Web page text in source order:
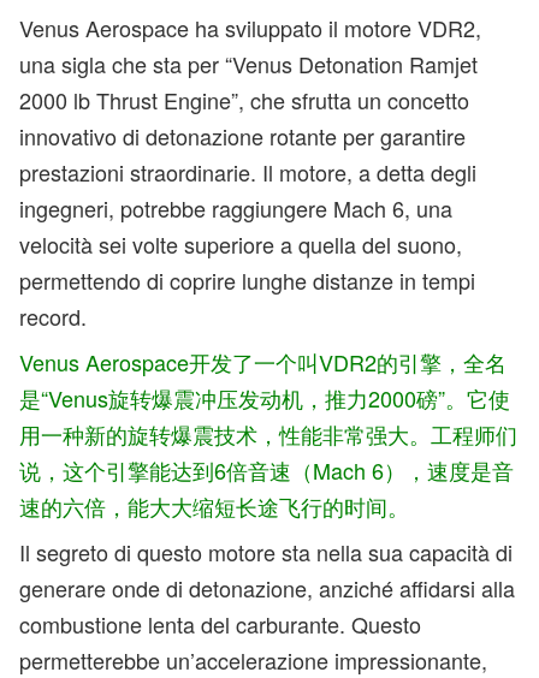
Venus Aerospace ha sviluppato il motore VDR2,
una sigla che sta per “Venus Detonation Ramjet
2000 lb Thrust Engine”, che sfrutta un concetto
innovativo di detonazione rotante per garantire
prestazioni straordinarie. Il motore, a detta degli
ingegneri, potrebbe raggiungere Mach 6, una
velocità sei volte superiore a quella del suono,
permettendo di coprire lunghe distanze in tempi
record.
Venus Aerospace开发了一个叫VDR2的引擎，全名
是“Venus旋转爆震冲压发动机，推力2000磅”。它使
用一种新的旋转爆震技术，性能非常强大。工程师们
说，这个引擎能达到6倍音速（Mach 6），速度是音
速的六倍，能大大缩短长途飞行的时间。
Il segreto di questo motore sta nella sua capacità di
generare onde di detonazione, anziché affidarsi alla
combustione lenta del carburante. Questo
permetterebbe un’accelerazione impressionante,